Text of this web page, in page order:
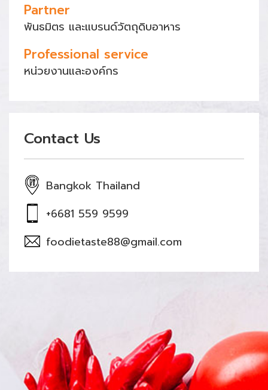
Partner
พันธมิตร และแบรนด์วัตถุดิบอาหาร
Professional service
หน่วยงานและองค์กร
Contact Us
Bangkok Thailand
+6681 559 9599
foodietaste88@gmail.com